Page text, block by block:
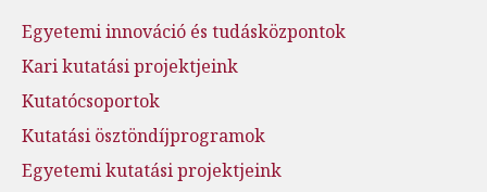
Egyetemi innováció és tudásközpontok
Kari kutatási projektjeink
Kutatócsoportok
Kutatási ösztöndíjprogramok
Egyetemi kutatási projektjeink